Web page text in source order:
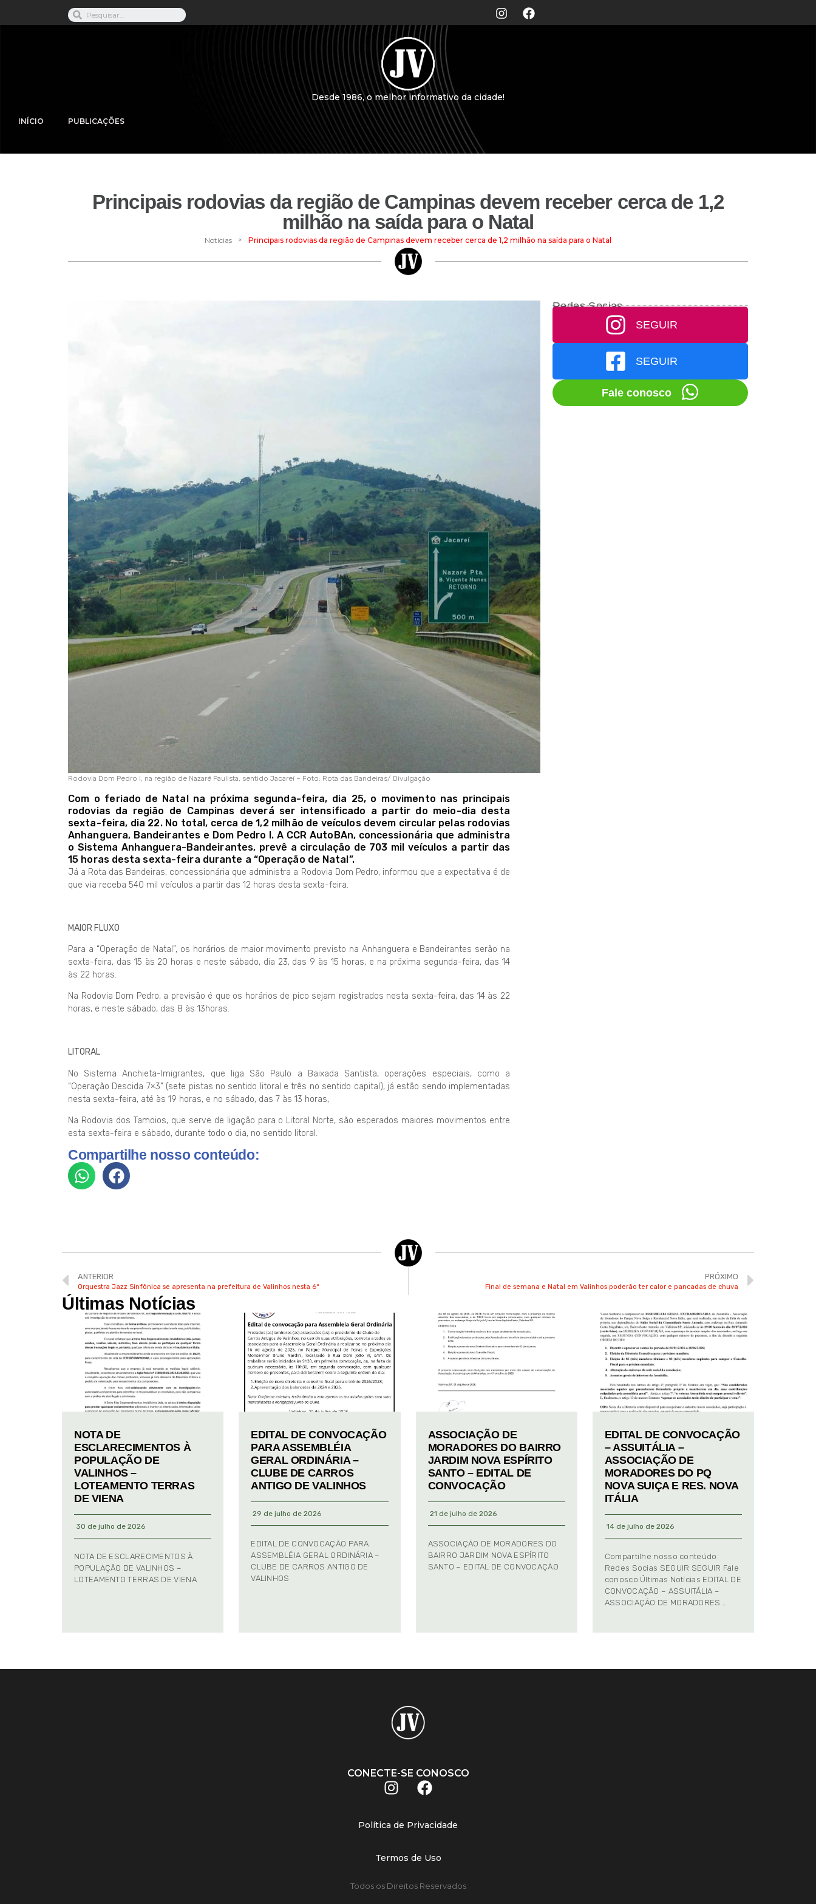
Desde 1986, o melhor informativo da cidade!
INÍCIO PUBLICAÇÕES
Principais rodovias da região de Campinas devem receber cerca de 1,2
milhão na saída para o Natal
Notícias > Principais rodovias da região de Campinas devem receber cerca de 1,2 milhão na saída para o Natal
Rodovia Dom Pedro I, na região de Nazaré Paulista, sentido Jacareí – Foto: Rota das Bandeiras/ Divulgação
Com o feriado de Natal na próxima segunda-feira, dia 25, o movimento nas principais
rodovias da região de Campinas deverá ser intensificado a partir do meio-dia desta
sexta-feira, dia 22. No total, cerca de 1,2 milhão de veículos devem circular pelas rodovias
Anhanguera, Bandeirantes e Dom Pedro I. A CCR AutoBAn, concessionária que administra
o Sistema Anhanguera-Bandeirantes, prevê a circulação de 703 mil veículos a partir das
15 horas desta sexta-feira durante a “Operação de Natal”.
Já a Rota das Bandeiras, concessionária que administra a Rodovia Dom Pedro, informou que a expectativa é de
que via receba 540 mil veículos a partir das 12 horas desta sexta-feira.
MAIOR FLUXO
Para a “Operação de Natal”, os horários de maior movimento previsto na Anhanguera e Bandeirantes serão na
sexta-feira, das 15 às 20 horas e neste sábado, dia 23, das 9 às 15 horas, e na próxima segunda-feira, das 14
às 22 horas.
Na Rodovia Dom Pedro, a previsão é que os horários de pico sejam registrados nesta sexta-feira, das 14 às 22
horas, e neste sábado, das 8 às 13horas.
LITORAL
No Sistema Anchieta-Imigrantes, que liga São Paulo a Baixada Santista, operações especiais, como a
“Operação Descida 7×3” (sete pistas no sentido litoral e três no sentido capital), já estão sendo implementadas
nesta sexta-feira, até às 19 horas, e no sábado, das 7 às 13 horas,
Na Rodovia dos Tamoios, que serve de ligação para o Litoral Norte, são esperados maiores movimentos entre
esta sexta-feira e sábado, durante todo o dia, no sentido litoral.
Compartilhe nosso conteúdo:
Redes Socias
SEGUIR
SEGUIR
Fale conosco
ANTERIOR
Orquestra Jazz Sinfônica se apresenta na prefeitura de Valinhos nesta 6ª
PRÓXIMO
Final de semana e Natal em Valinhos poderão ter calor e pancadas de chuva
Últimas Notícias
NOTA DE
ESCLARECIMENTOS À
POPULAÇÃO DE
VALINHOS –
LOTEAMENTO TERRAS
DE VIENA
30 de julho de 2026
NOTA DE ESCLARECIMENTOS À
POPULAÇÃO DE VALINHOS –
LOTEAMENTO TERRAS DE VIENA
EDITAL DE CONVOCAÇÃO
PARA ASSEMBLÉIA
GERAL ORDINÁRIA –
CLUBE DE CARROS
ANTIGO DE VALINHOS
29 de julho de 2026
EDITAL DE CONVOCAÇÃO PARA
ASSEMBLÉIA GERAL ORDINÁRIA –
CLUBE DE CARROS ANTIGO DE
VALINHOS
ASSOCIAÇÃO DE
MORADORES DO BAIRRO
JARDIM NOVA ESPÍRITO
SANTO – EDITAL DE
CONVOCAÇÃO
21 de julho de 2026
ASSOCIAÇÃO DE MORADORES DO
BAIRRO JARDIM NOVA ESPÍRITO
SANTO – EDITAL DE CONVOCAÇÃO
EDITAL DE CONVOCAÇÃO
– ASSUITÁLIA –
ASSOCIAÇÃO DE
MORADORES DO PQ
NOVA SUIÇA E RES. NOVA
ITÁLIA
14 de julho de 2026
Compartilhe nosso conteúdo:
Redes Socias SEGUIR SEGUIR Fale
conosco Últimas Notícias EDITAL DE
CONVOCAÇÃO – ASSUITÁLIA –
ASSOCIAÇÃO DE MORADORES …
CONECTE-SE CONOSCO
Política de Privacidade
Termos de Uso
Todos os Direitos Reservados